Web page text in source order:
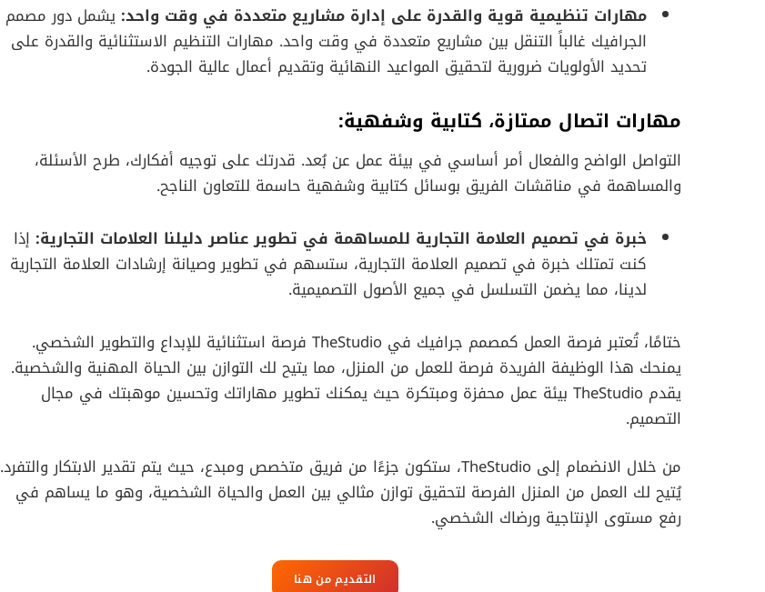
مهارات تنظيمية قوية والقدرة على إدارة مشاريع متعددة في وقت واحد: يشمل دور مصمم
الجرافيك غالباً التنقل بين مشاريع متعددة في وقت واحد. مهارات التنظيم الاستثنائية والقدرة على
تحديد الأولويات ضرورية لتحقيق المواعيد النهائية وتقديم أعمال عالية الجودة.
مهارات اتصال ممتازة، كتابية وشفهية:
التواصل الواضح والفعال أمر أساسي في بيئة عمل عن بُعد. قدرتك على توجيه أفكارك، طرح الأسئلة،
والمساهمة في مناقشات الفريق بوسائل كتابية وشفهية حاسمة للتعاون الناجح.
خبرة في تصميم العلامة التجارية للمساهمة في تطوير عناصر دليلنا العلامات التجارية: إذا
كنت تمتلك خبرة في تصميم العلامة التجارية، ستسهم في تطوير وصيانة إرشادات العلامة التجارية
لدينا، مما يضمن التسلسل في جميع الأصول التصميمية.
ختامًا، تُعتبر فرصة العمل كمصمم جرافيك في TheStudio فرصة استثنائية للإبداع والتطوير الشخصي.
يمنحك هذا الوظيفة الفريدة فرصة للعمل من المنزل، مما يتيح لك التوازن بين الحياة المهنية والشخصية.
يقدم TheStudio بيئة عمل محفزة ومبتكرة حيث يمكنك تطوير مهاراتك وتحسين موهبتك في مجال
التصميم.
من خلال الانضمام إلى TheStudio، ستكون جزءًا من فريق متخصص ومبدع، حيث يتم تقدير الابتكار والتفرد.
يُتيح لك العمل من المنزل الفرصة لتحقيق توازن مثالي بين العمل والحياة الشخصية، وهو ما يساهم في
رفع مستوى الإنتاجية ورضاك الشخصي.
التقديم من هنا